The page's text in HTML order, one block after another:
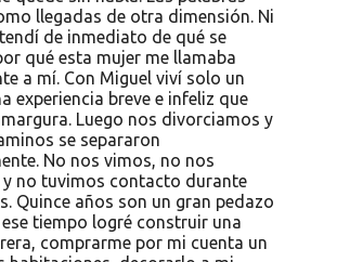
llegadas de otra dimensión. Ni
de inmediato de qué se
qué esta mujer me llamaba
a mí. Con Miguel viví solo un
experiencia breve e infeliz que
Luego nos divorciamos y
se separaron
No nos vimos, no nos
no tuvimos contacto durante
Quince años son un gran pedazo
ese tiempo logré construir una
comprarme por mi cuenta un